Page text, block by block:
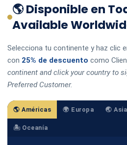
🌎 Disponible en
Available
Selecciona tu continente y haz clic
con 25% de descuento como
continent and click your country to
Preferred Customer.
🌎 Américas 🌍 Europa 🌏 Asia
🏝️ Oceanía